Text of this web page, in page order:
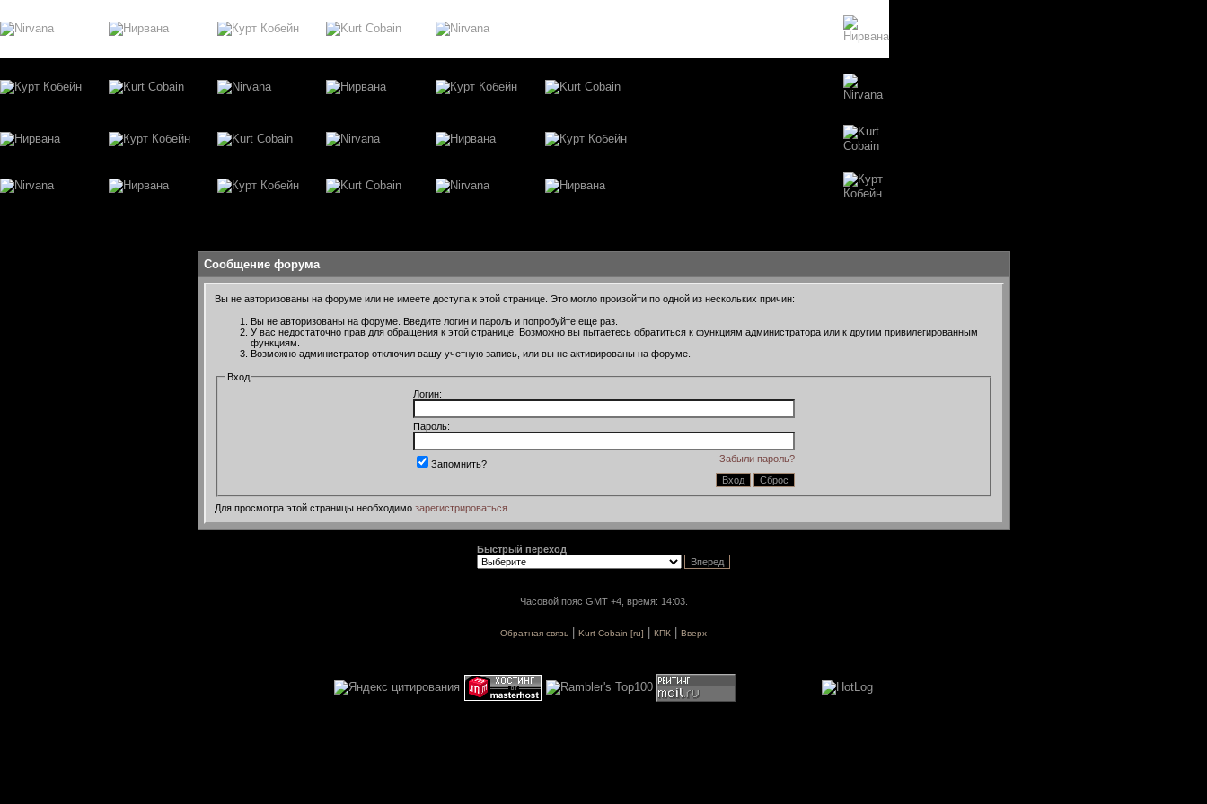
Сообщение форума
Вы не авторизованы на форуме или не имеете доступа к этой странице. Это могло произойти по одной из нескольких причин:
Вы не авторизованы на форуме. Введите логин и пароль и попробуйте еще раз.
У вас недостаточно прав для обращения к этой странице. Возможно вы пытаетесь обратиться к функциям администратора или к другим привилегированным
функциям.
Возможно администратор отключил вашу учетную запись, или вы не активированы на форуме.
Вход
Логин:
Пароль:
Забыли пароль?
Запомнить?
Для просмотра этой страницы необходимо зарегистрироваться.
Быстрый переход
Часовой пояс GMT +4, время: 14:03.
Обратная связь Kurt Cobain [ru] КПК Вверх